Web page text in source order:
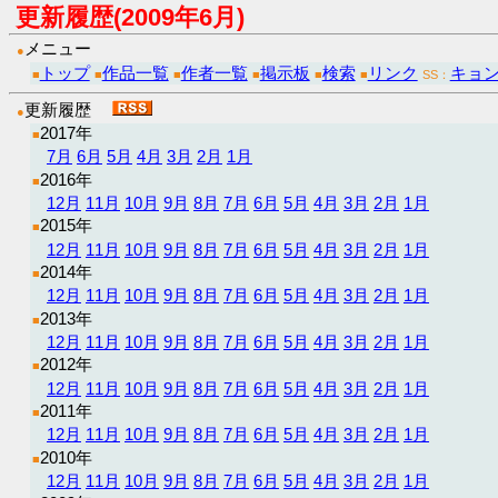
更新履歴(2009年6月)
● メニュー
■ トップ ■作品一覧 ■作者一覧 ■掲示板 ■検索 ■ リンク SS： キョ
●更新履歴
■2017年
7月 6月 5月 4月 3月 2月 1月
■2016年
12月 11月 10月 9月 8月 7月 6月 5月 4月 3月 2月 1月
■2015年
12月 11月 10月 9月 8月 7月 6月 5月 4月 3月 2月 1月
■2014年
12月 11月 10月 9月 8月 7月 6月 5月 4月 3月 2月 1月
■2013年
12月 11月 10月 9月 8月 7月 6月 5月 4月 3月 2月 1月
■2012年
12月 11月 10月 9月 8月 7月 6月 5月 4月 3月 2月 1月
■2011年
12月 11月 10月 9月 8月 7月 6月 5月 4月 3月 2月 1月
■2010年
12月 11月 10月 9月 8月 7月 6月 5月 4月 3月 2月 1月